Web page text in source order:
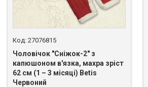
27076815
Чоловічок "Сніжок-2" з
капюшоном в'язка, махра зріст
62 см (1 – 3 місяці) Betis
Червоний